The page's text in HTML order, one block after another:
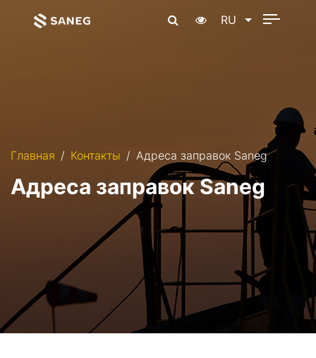
RU
Главная Контакты Адреса заправок Saneg
Адреса заправок Saneg